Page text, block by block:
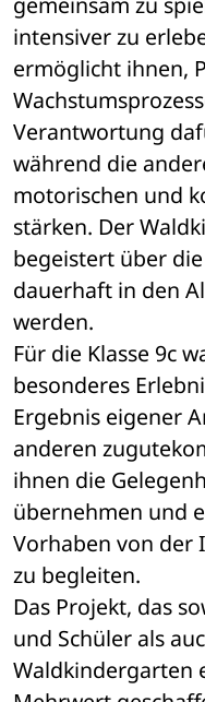
intensiver zu
ermöglicht ihnen,
Verantwortung
während die
motorischen und
stärken. Der
begeistert über
dauerhaft in den
werden.
Für die Klasse 9c
besonderes
Ergebnis eigener
anderen
ihnen die
übernehmen und
Vorhaben von der
zu begleiten.
Das Projekt, das
und Schüler als
Waldkindergarten